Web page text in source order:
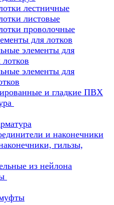
лестничные
листовые
проволочные
для лотков
элементы для
элементы для
и гладкие ПВХ
и наконечники
гильзы,
из нейлона